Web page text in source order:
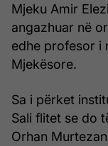
Mjeku Amir
angazhuar në
edhe profesor i
Mjekësore.
Sa i përket
Sali flitet se do
Orhan